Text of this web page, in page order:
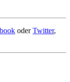
oderTwitter,